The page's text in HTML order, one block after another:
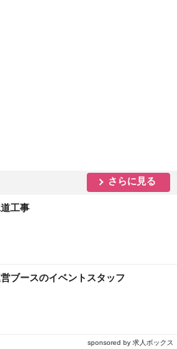
さらに見る
工事
ブースのイベントスタッフ
sponsored by 求人ボックス